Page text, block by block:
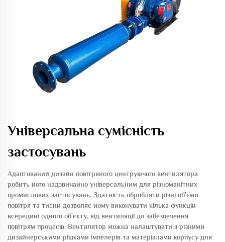
Універсальна сумісність
застосувань
Адаптований дизайн повітряного центруючого вентилятора
робить його надзвичайно універсальним для різноманітних
промислових застосувань. Здатність обробляти різні об'єми
повітря та тисни дозволяє йому виконувати кілька функцій
всередині одного об'єкту, від вентиляції до забезпечення
повітрям процесів. Вентилятор можна налаштувати з різними
дизайнерськими рішками імпелерів та матеріалами корпусу для